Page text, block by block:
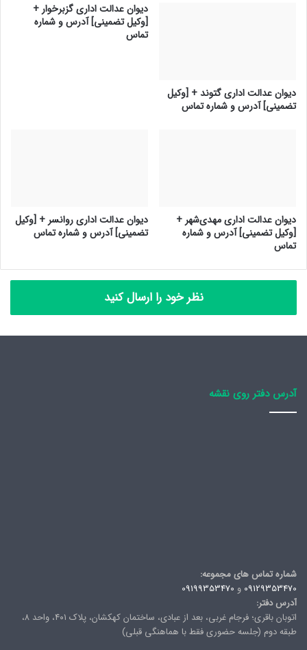
دیوان عدالت اداری گتوند + [وکیل
تضمینی] آدرس و شماره تماس
دیوان عدالت اداری گزبرخوار +
[وکیل تضمینی] آدرس و شماره
تماس
دیوان عدالت اداری مهدی‌شهر +
[وکیل تضمینی] آدرس و شماره
تماس
دیوان عدالت اداری روانسر + [وکیل
تضمینی] آدرس و شماره تماس
نظر خود را ارسال کنید
آدرس دفتر روی نقشه
شماره تماس های مجموعه:
09129353470 و 09199353470
آدرس دفتر:
اتوبان باقری؛ فرجام غربی، بعد از عبادی، ساختمان کهکشان، پلاک ۴۰۱، واحد ۸،
طبقه دوم (جلسه حضوری فقط با هماهنگی قبلی)